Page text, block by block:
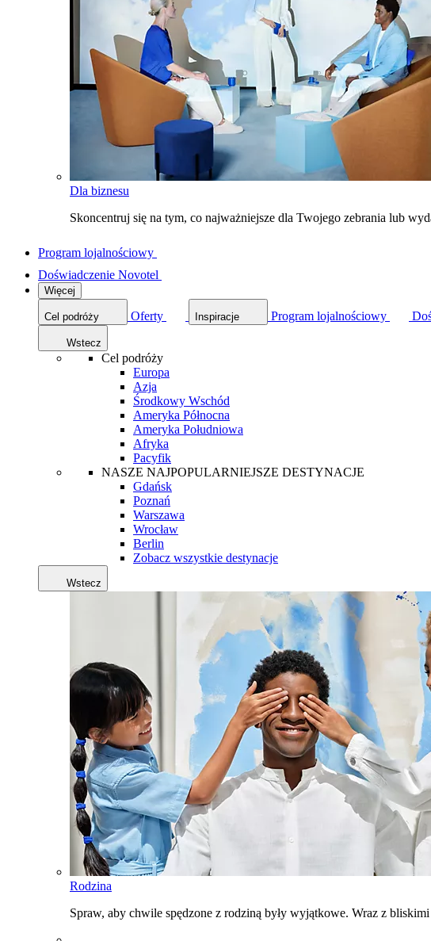
Dla biznesu
Skoncentruj się na tym, co najważniejsze dla Twojego zebrania lub
Program lojalnościowy
Doświadczenie Novotel
Więcej
Cel podróży Oferty Inspiracje Program lojalnościowy
Wstecz
Cel podróży
Europa
Azja
Środkowy Wschód
Ameryka Północna
Ameryka Południowa
Afryka
Pacyfik
NASZE NAJPOPULARNIEJSZE DESTYNACJE
Gdańsk
Poznań
Warszawa
Wrocław
Berlin
Zobacz wszystkie destynacje
Wstecz
Rodzina
Spraw, aby chwile spędzone z rodziną były wyjątkowe. Wraz z